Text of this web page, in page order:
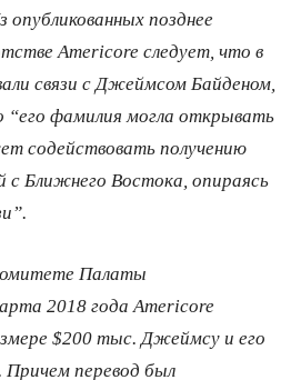
позднее
Americore следует, что в
связи с Джеймсом Байденом,
“его фамилия могла открывать
содействовать получению
с Ближнего Востока, опираясь
Палаты
2018 года Americore
$200 тыс. Джеймсу и его
Причем перевод был